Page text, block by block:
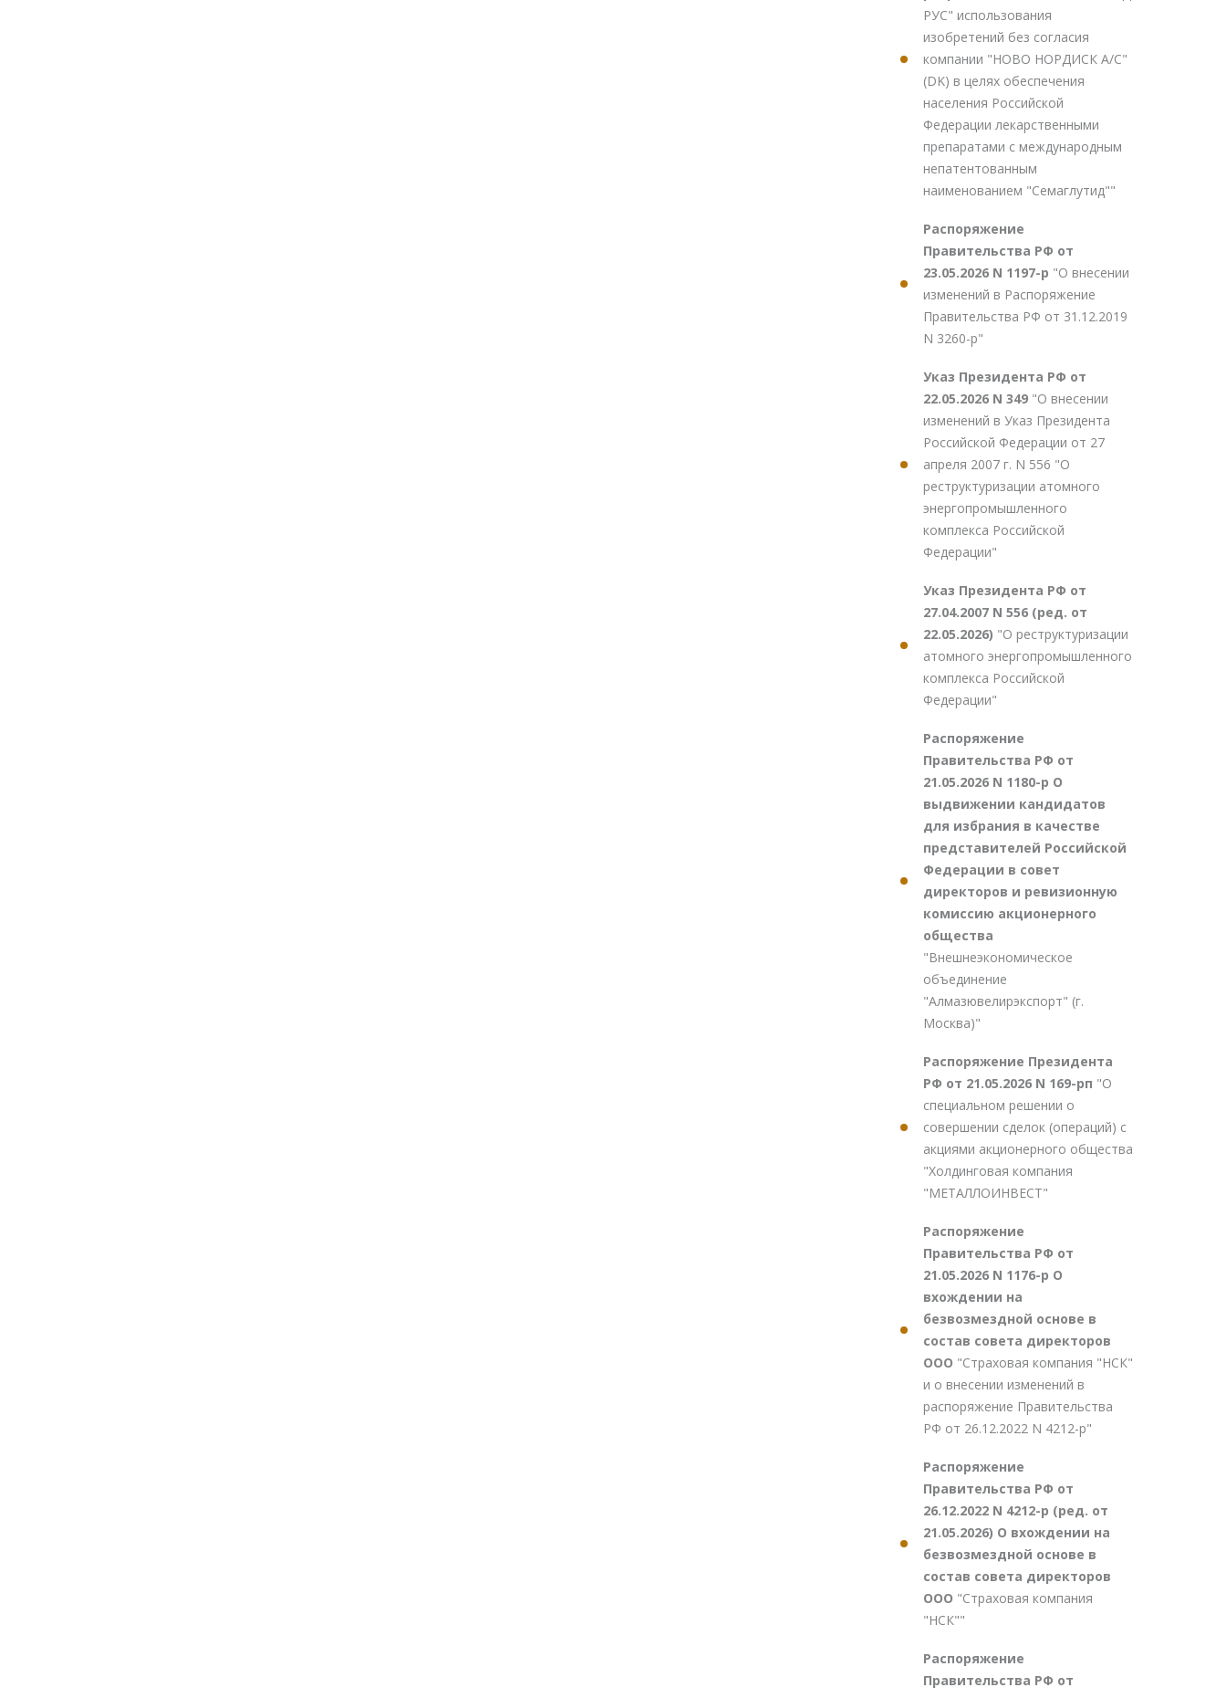
РУС" использования
изобретений без согласия
компании "НОВО НОРДИСК А/С"
(DK) в целях обеспечения
населения Российской
Федерации лекарственными
препаратами с международным
непатентованным
наименованием "Семаглутид""
Распоряжение
Правительства РФ от
23.05.2026 N 1197-р "О внесении
изменений в Распоряжение
Правительства РФ от 31.12.2019
N 3260-р"
Указ Президента РФ от
22.05.2026 N 349 "О внесении
изменений в Указ Президента
Российской Федерации от 27
апреля 2007 г. N 556 "О
реструктуризации атомного
энергопромышленного
комплекса Российской
Федерации"
Указ Президента РФ от
27.04.2007 N 556 (ред. от
22.05.2026) "О реструктуризации
атомного энергопромышленного
комплекса Российской
Федерации"
Распоряжение
Правительства РФ от
21.05.2026 N 1180-р О
выдвижении кандидатов
для избрания в качестве
представителей Российской
Федерации в совет
директоров и ревизионную
комиссию акционерного
общества
"Внешнеэкономическое
объединение
"Алмазювелирэкспорт" (г.
Москва)"
Распоряжение Президента
РФ от 21.05.2026 N 169-рп "О
специальном решении о
совершении сделок (операций) с
акциями акционерного общества
"Холдинговая компания
"МЕТАЛЛОИНВЕСТ"
Распоряжение
Правительства РФ от
21.05.2026 N 1176-р О
вхождении на
безвозмездной основе в
состав совета директоров
ООО "Страховая компания "НСК"
и о внесении изменений в
распоряжение Правительства
РФ от 26.12.2022 N 4212-р"
Распоряжение
Правительства РФ от
26.12.2022 N 4212-р (ред. от
21.05.2026) О вхождении на
безвозмездной основе в
состав совета директоров
ООО "Страховая компания
"НСК""
Распоряжение
Правительства РФ от